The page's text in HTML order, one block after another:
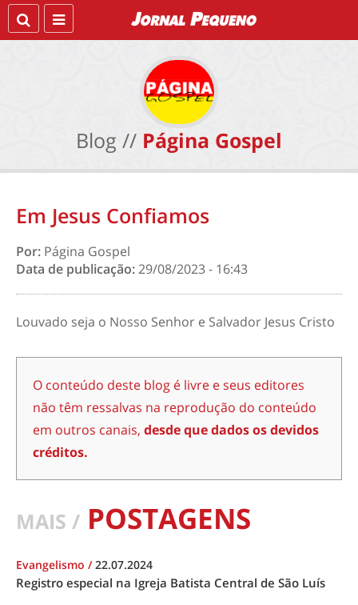
Blog // Página Gospel
Em Jesus Confiamos
Por: Página Gospel
Data de publicação:29/08/2023 - 16:43
Louvado seja o Nosso Senhor e Salvador Jesus Cristo
O conteúdo deste blog é livre e seus editores
não têm ressalvas na reprodução do conteúdo
em outros canais, desde que dados os devidos
créditos.
MAIS / POSTAGENS
Evangelismo /22.07.2024
Registro especial na Igreja Batista Central de São Luís